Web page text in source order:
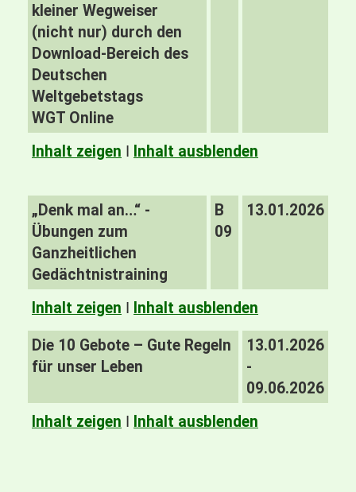
kleiner Wegweiser
(nicht nur) durch den
Download-Bereich des
Deutschen
Weltgebetstags
WGT Online
Inhalt zeigen I Inhalt ausblenden
„Denk mal an…“ -
Übungen zum
Ganzheitlichen
Gedächtnistraining
B
09
13.01.2026
Inhalt zeigen I Inhalt ausblenden
Die 10 Gebote – Gute Regeln
für unser Leben
13.01.2026
-
09.06.2026
Inhalt zeigen I Inhalt ausblenden